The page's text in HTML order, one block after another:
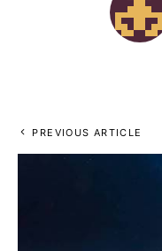
PREVIOUS ARTICLE